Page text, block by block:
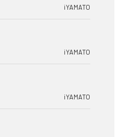
iYAMATO
iYAMATO
iYAMATO